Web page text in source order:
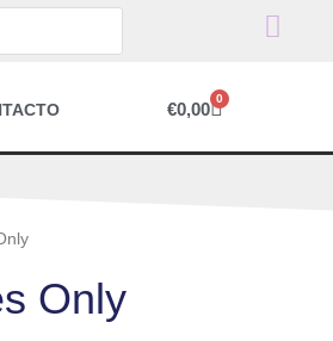
€0,00 0
Only